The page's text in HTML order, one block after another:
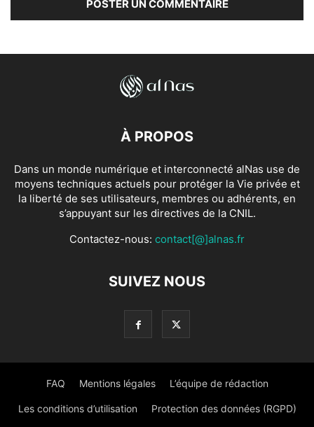
À PROPOS
Dans un monde numérique et interconnecté alNas use de
moyens techniques actuels pour protéger la Vie privée et
la liberté de ses utilisateurs, membres ou adhérents, en
s’appuyant sur les directives de la CNIL.
Contactez-nous: contact[@]alnas.fr
SUIVEZ NOUS
FAQ Mentions légales L’équipe de rédaction
Les conditions d’utilisation Protection des données (RGPD)